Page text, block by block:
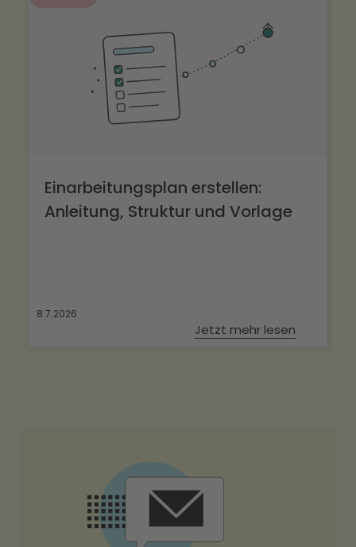
Einarbeitungsplan erstellen:
Anleitung, Struktur und Vorlage
8.7.2026
Jetzt mehr lesen